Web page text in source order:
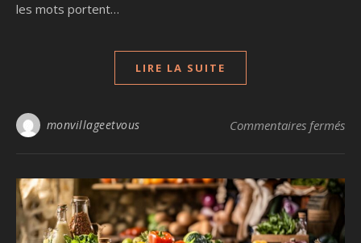
les mots portent…
LIRE LA SUITE
monvillageetvous Commentaires fermés